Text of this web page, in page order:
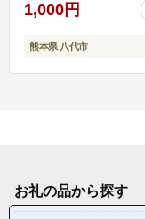
1,000円
熊本県 八代市
お礼の品から探す